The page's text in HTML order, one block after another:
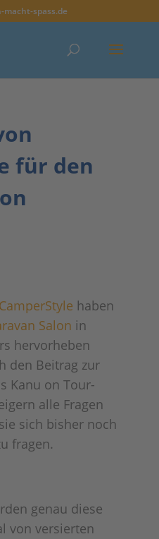
macht-spass.de
für den
CamperStyle haben
Salon in
hervorheben
den Beitrag zur
Kanu on Tour-
alle Fragen
sich bisher noch
fragen.
genau diese
von versierten